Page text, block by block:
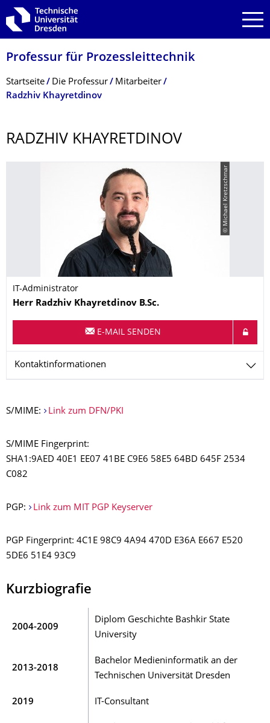
Zur Hauptnavigation springen
Zur Suche springen
Zum Inhalt springen
Professur für Prozessleittechnik
Breadcrumb-Menü
Startseite Die Professur
Mitarbeiter
Radzhiv Khayretdinov
RADZHIV KHAYRETDINOV
© Michael Kretzschmar
IT-Administrator
Name
Herr Radzhiv Khayretdinov B.Sc.
E-MAIL SENDEN
Kontaktinformationen
S/MIME: Link zum DFN/PKI
S/MIME Fingerprint:
SHA1:9AED 40E1 EE07 41BE C9E6 58E5 64BD 645F 2534
C082
PGP: Link zum MIT PGP Keyserver
PGP Fingerprint: 4C1E 98C9 4A94 470D E36A E667 E520
5DE6 51E4 93C9
Kurzbiografie
2004-2009
Diplom Geschichte Bashkir State
University
2013-2018
Bachelor Medieninformatik an der
Technischen Universität Dresden
2019 IT-Consultant